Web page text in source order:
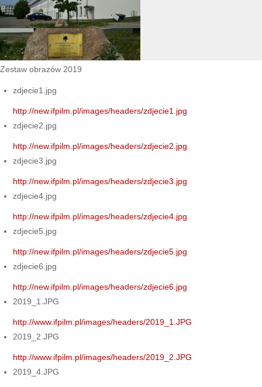
Zestaw obrazów 2019
zdjecie1.jpg
http://new.ifpilm.pl/images/headers/zdjecie1.jpg
zdjecie2.jpg
http://new.ifpilm.pl/images/headers/zdjecie2.jpg
zdjecie3.jpg
http://new.ifpilm.pl/images/headers/zdjecie3.jpg
zdjecie4.jpg
http://new.ifpilm.pl/images/headers/zdjecie4.jpg
zdjecie5.jpg
http://new.ifpilm.pl/images/headers/zdjecie5.jpg
zdjecie6.jpg
http://new.ifpilm.pl/images/headers/zdjecie6.jpg
2019_1.JPG
http://www.ifpilm.pl/images/headers/2019_1.JPG
2019_2.JPG
http://www.ifpilm.pl/images/headers/2019_2.JPG
2019_4.JPG